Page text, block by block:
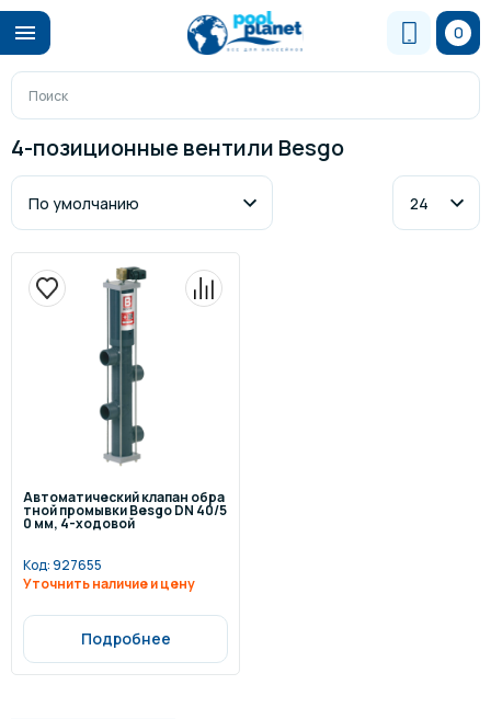
0
4-позиционные вентили Besgo
Автоматический клапан обра
тной промывки Besgo DN 40/5
0 мм, 4-ходовой
Код:927655
Уточнить наличие и цену
Подробнее